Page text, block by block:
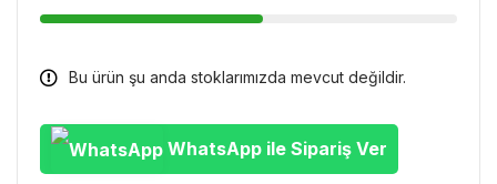
Bu ürün şu anda stoklarımızda mevcut değildir.
WhatsApp ile Sipariş Ver